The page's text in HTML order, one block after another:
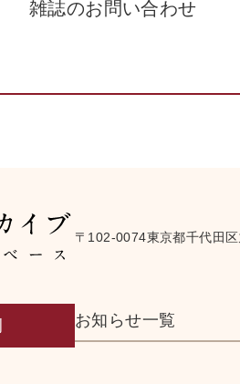
雑誌のお問い合わせ
〒102-0074東京都千代田
お知らせ一覧